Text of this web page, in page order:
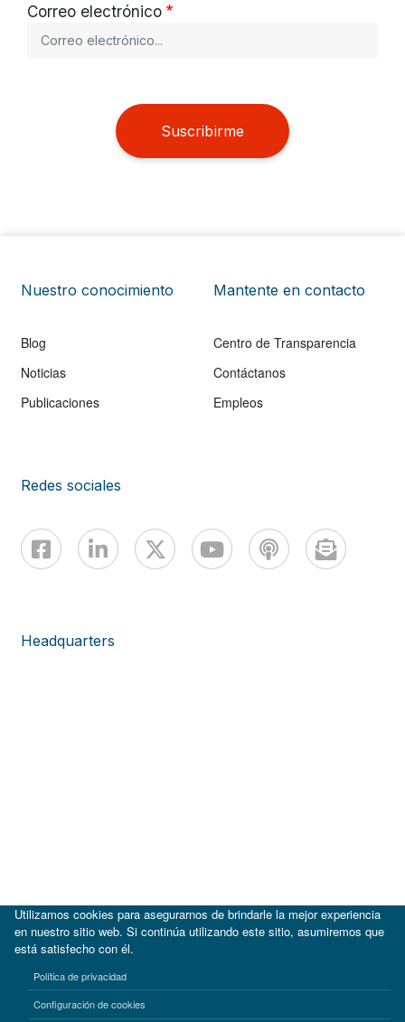
Correo electrónico
Suscribirme
Nuestro conocimiento
Blog
Noticias
Publicaciones
Mantente en contacto
Centro de Transparencia
Contáctanos
Empleos
Redes sociales
Headquarters
Términos de uso Aviso de privacidad
Utilizamos cookies para asegurarnos de brindarle la mejor experiencia
en nuestro sitio web. Si continúa utilizando este sitio, asumiremos que
está satisfecho con él.
Política de privacidad
Configuración de cookies